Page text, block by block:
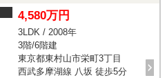
4,580万円
3LDK / 2008年
3階/6階建
東京都東村山市栄町3丁目
西武多摩湖線 八坂 徒歩5分